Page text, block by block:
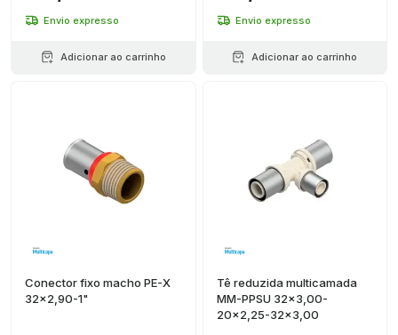
Envio expresso
Adicionar ao carrinho
Envio expresso
Adicionar ao carrinho
Conector fixo macho PE-X
32x2,90-1"
Tê reduzida multicamada
MM-PPSU 32x3,00-
20x2,25-32x3,00